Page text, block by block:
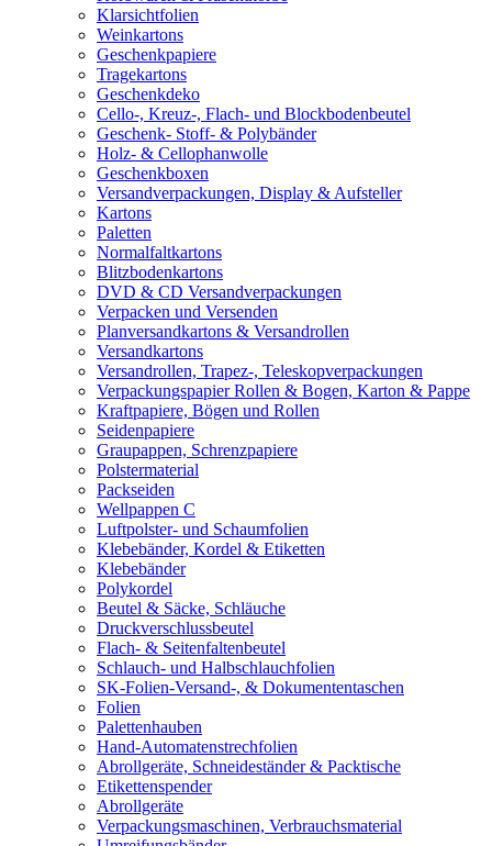
Klarsichtfolien
Weinkartons
Geschenkpapiere
Tragekartons
Geschenkdeko
Cello-, Kreuz-, Flach- und Blockbodenbeutel
Geschenk- Stoff- & Polybänder
Holz- & Cellophanwolle
Geschenkboxen
Versandverpackungen, Display & Aufsteller
Kartons
Paletten
Normalfaltkartons
Blitzbodenkartons
DVD & CD Versandverpackungen
Verpacken und Versenden
Planversandkartons & Versandrollen
Versandkartons
Versandrollen, Trapez-, Teleskopverpackungen
Verpackungspapier Rollen & Bogen, Karton & Pappe
Kraftpapiere, Bögen und Rollen
Seidenpapiere
Graupappen, Schrenzpapiere
Polstermaterial
Packseiden
Wellpappen C
Luftpolster- und Schaumfolien
Klebebänder, Kordel & Etiketten
Klebebänder
Polykordel
Beutel & Säcke, Schläuche
Druckverschlussbeutel
Flach- & Seitenfaltenbeutel
Schlauch- und Halbschlauchfolien
SK-Folien-Versand-, & Dokumententaschen
Folien
Palettenhauben
Hand-Automatenstrechfolien
Abrollgeräte, Schneideständer & Packtische
Etikettenspender
Abrollgeräte
Verpackungsmaschinen, Verbrauchsmaterial